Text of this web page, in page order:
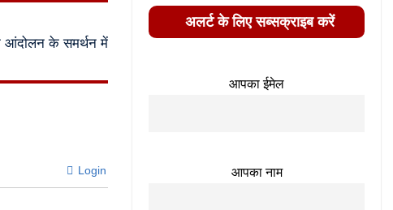
आंदोलन के समर्थन में
Login
अलर्ट के लिए सब्सक्राइब करें
आपका ईमेल
आपका नाम